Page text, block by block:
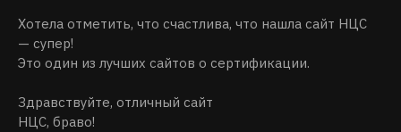
Хотела отметить, что счастлива, что нашла сайт НЦС
— супер!
Это один из лучших сайтов о сертификации.
Здравствуйте, отличный сайт
НЦС, браво!